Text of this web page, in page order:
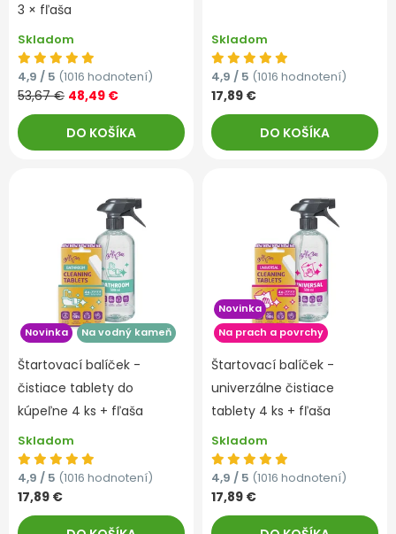
3 × fľaša
Skladom
4,9 / 5 (1016 hodnotení)
53,67 € 48,49 €
DO KOŠÍKA
Skladom
4,9 / 5 (1016 hodnotení)
17,89 €
DO KOŠÍKA
Novinka Na vodný kameň
Štartovací balíček -
čistiace tablety do
kúpeľne 4 ks + fľaša
Skladom
4,9 / 5 (1016 hodnotení)
17,89 €
Novinka
Na prach a povrchy
Štartovací balíček -
univerzálne čistiace
tablety 4 ks + fľaša
Skladom
4,9 / 5 (1016 hodnotení)
17,89 €